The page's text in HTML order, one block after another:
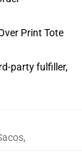
Print Tote
party fulfiller,
,